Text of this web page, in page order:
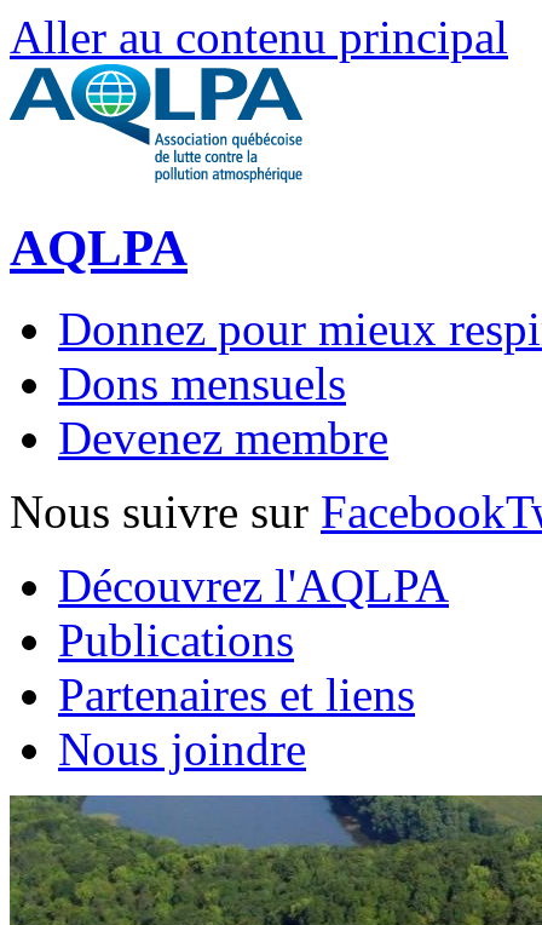
Aller au contenu principal
AQLPA
Donnez pour mieux
Dons mensuels
Devenez membre
Nous suivre sur Facebook
Découvrez l'AQLPA
Publications
Partenaires et liens
Nous joindre